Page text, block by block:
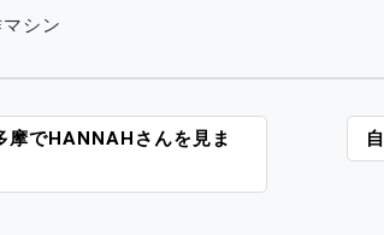
マシン
摩でHANNAHさんを見ま